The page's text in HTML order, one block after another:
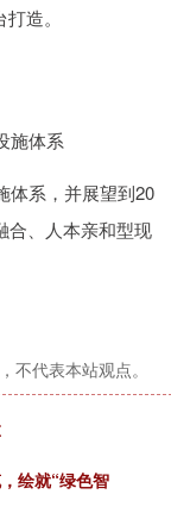
造。
施体系
体系，并展望到20
合、人本亲和型现
不代表本站观点。
绘就“绿色智